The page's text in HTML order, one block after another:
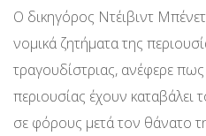
O δικηγόρος Ντέιβιντ
νομικά ζητήματα της
τραγουδίστριας, ανέφερε πως
περιουσίας έχουν καταβάλει
σε φόρους μετά τον θάνατο